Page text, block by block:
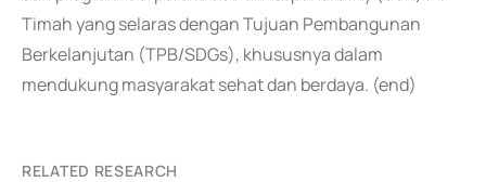
Timah yang selaras dengan Tujuan Pembangunan
Berkelanjutan (TPB/SDGs), khususnya dalam
mendukung masyarakat sehat dan berdaya. (end)
RELATED RESEARCH